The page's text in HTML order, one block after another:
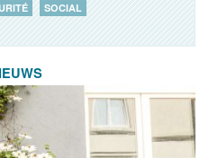
SOCIAL